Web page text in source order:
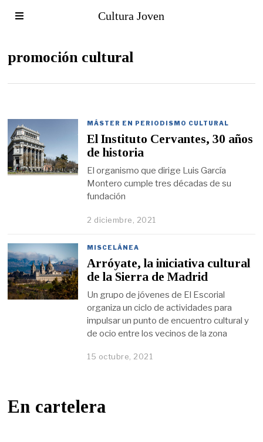
Cultura Joven
promoción cultural
MÁSTER EN PERIODISMO CULTURAL
El Instituto Cervantes, 30 años
de historia
El organismo que dirige Luis García
Montero cumple tres décadas de su
fundación
2 diciembre, 2021
MISCELÁNEA
Arróyate, la iniciativa cultural
de la Sierra de Madrid
Un grupo de jóvenes de El Escorial
organiza un ciclo de actividades para
impulsar un punto de encuentro cultural y
de ocio entre los vecinos de la zona
15 octubre, 2021
En cartelera